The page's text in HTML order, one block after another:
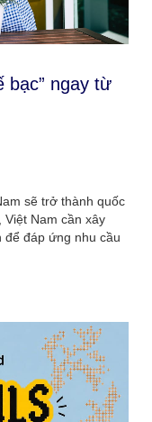
bạc” ngay từ
sẽ trở thành quốc
Việt Nam cần xây
để đáp ứng nhu cầu